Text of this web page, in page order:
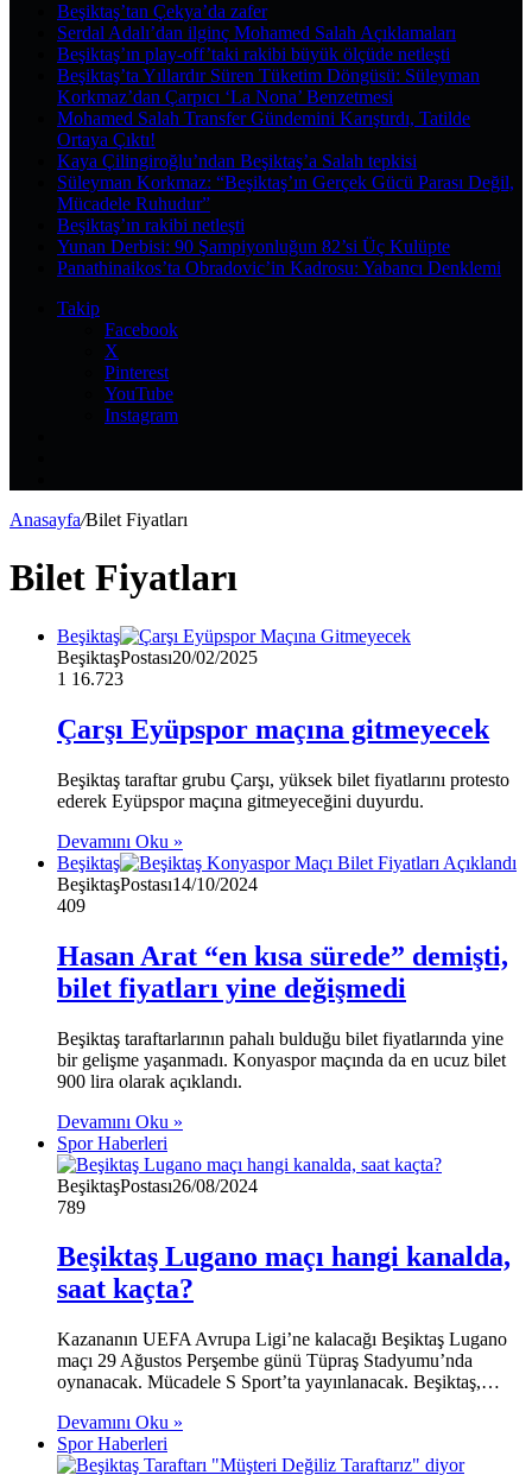
Beşiktaş’tan Çekya’da zafer
Serdal Adalı’dan ilginç Mohamed Salah Açıklamaları
Beşiktaş’ın play-off’taki rakibi büyük ölçüde netleşti
Beşiktaş’ta Yıllardır Süren Tüketim Döngüsü: Süleyman
Korkmaz’dan Çarpıcı ‘La Nona’ Benzetmesi
Mohamed Salah Transfer Gündemini Karıştırdı, Tatilde
Ortaya Çıktı!
Kaya Çilingiroğlu’ndan Beşiktaş’a Salah tepkisi
Süleyman Korkmaz: “Beşiktaş’ın Gerçek Gücü Parası Değil,
Mücadele Ruhudur”
Beşiktaş’ın rakibi netleşti
Yunan Derbisi: 90 Şampiyonluğun 82’si Üç Kulüpte
Panathinaikos’ta Obradovic’in Kadrosu: Yabancı Denklemi
Takip
Facebook
X
Pinterest
YouTube
Instagram
Anasayfa/Bilet Fiyatları
Bilet Fiyatları
Beşiktaş
BeşiktaşPostası20/02/2025
1 16.723
Çarşı Eyüpspor maçına gitmeyecek
Beşiktaş taraftar grubu Çarşı, yüksek bilet fiyatlarını protesto
ederek Eyüpspor maçına gitmeyeceğini duyurdu.
Devamını Oku »
Beşiktaş
BeşiktaşPostası14/10/2024
409
Hasan Arat “en kısa sürede” demişti,
bilet fiyatları yine değişmedi
Beşiktaş taraftarlarının pahalı bulduğu bilet fiyatlarında yine
bir gelişme yaşanmadı. Konyaspor maçında da en ucuz bilet
900 lira olarak açıklandı.
Devamını Oku »
Spor Haberleri
BeşiktaşPostası26/08/2024
789
Beşiktaş Lugano maçı hangi kanalda,
saat kaçta?
Kazananın UEFA Avrupa Ligi’ne kalacağı Beşiktaş Lugano
maçı 29 Ağustos Perşembe günü Tüpraş Stadyumu’nda
oynanacak. Mücadele S Sport’ta yayınlanacak. Beşiktaş,…
Devamını Oku »
Spor Haberleri